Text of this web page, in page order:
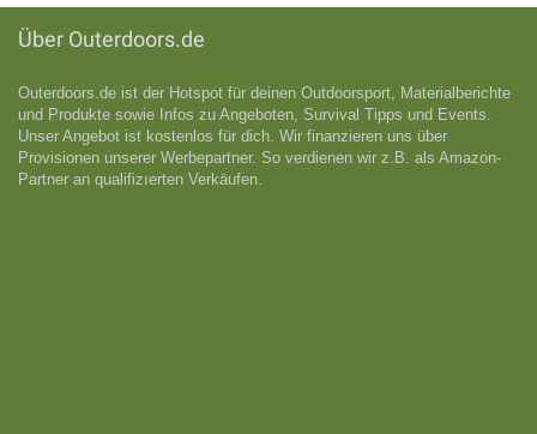
Über Outerdoors.de
Outerdoors.de ist der Hotspot für deinen Outdoorsport, Materialberichte
und Produkte sowie Infos zu Angeboten, Survival Tipps und Events.
Unser Angebot ist kostenlos für dich. Wir finanzieren uns über
Provisionen unserer Werbepartner. So verdienen wir z.B. als Amazon-
Partner an qualifizıerten Verkäufen.